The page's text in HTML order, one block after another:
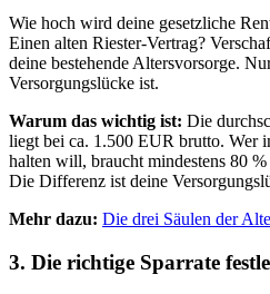
Wie hoch wird deine gesetzliche
Einen alten Riester-Vertrag?
deine bestehende Altersvorsorge.
Versorgungslücke ist.
Warum das wichtig ist: Die
liegt bei ca. 1.500 EUR brutto. Wer
halten will, braucht mindestens 80
Die Differenz ist deine
Mehr dazu: Die drei Säulen der
3. Die richtige Sparrate